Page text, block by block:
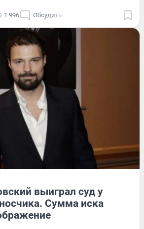
1 996 Обсудить
выиграл суд у
Сумма иска